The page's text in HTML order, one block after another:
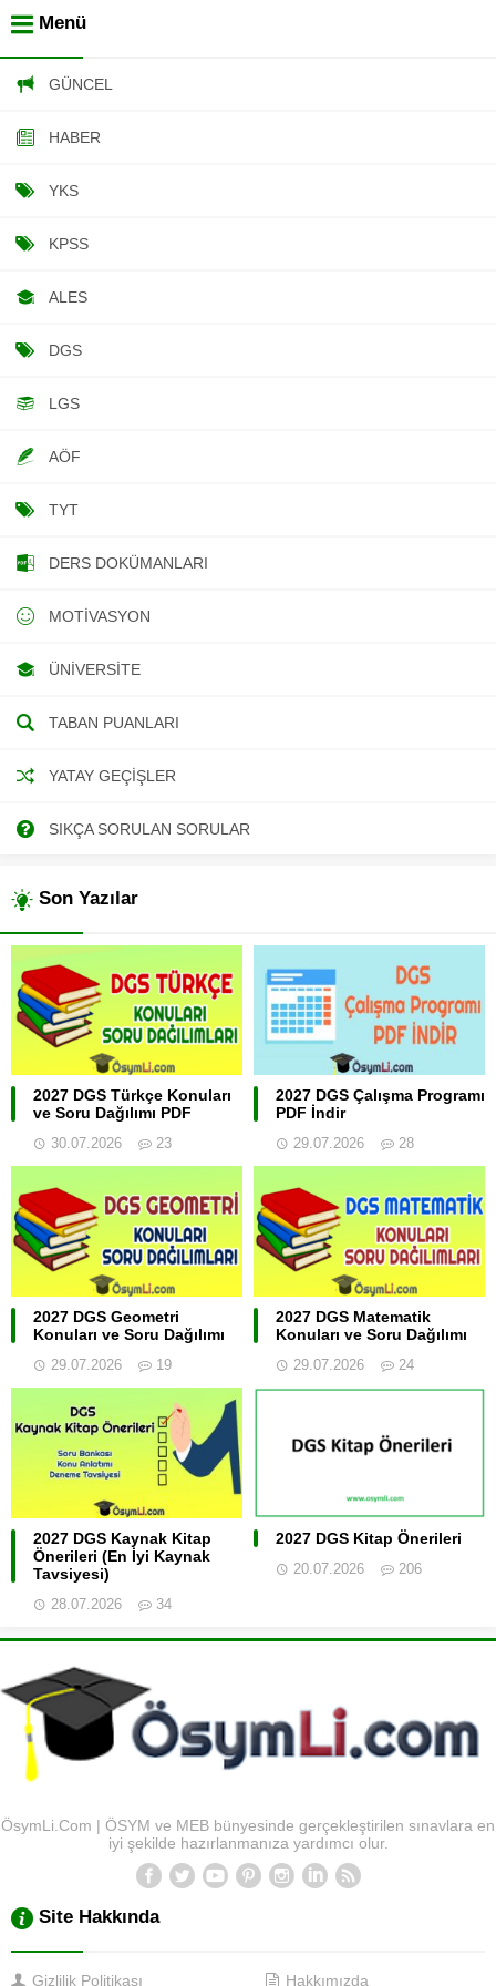
Menü
GÜNCEL
HABER
YKS
KPSS
ALES
DGS
LGS
AÖF
TYT
DERS DOKÜMANLARI
MOTIVASYON
ÜNIVERSITE
TABAN PUANLARI
YATAY GEÇIŞLER
SIKÇA SORULAN SORULAR
Son Yazılar
2027 DGS Türkçe Konuları
ve Soru Dağılımı PDF
30.07.2026 23
2027 DGS Çalışma Programı
PDF İndir
29.07.2026 28
2027 DGS Geometri
Konuları ve Soru Dağılımı
29.07.2026 19
2027 DGS Matematik
Konuları ve Soru Dağılımı
29.07.2026 24
2027 DGS Kaynak Kitap
Önerileri (En İyi Kaynak
Tavsiyesi)
28.07.2026 34
2027 DGS Kitap Önerileri
20.07.2026 206
ÖsymLi.Com | ÖSYM ve MEB bünyesinde gerçekleştirilen sınavlara en
iyi şekilde hazırlanmanıza yardımcı olur.
Site Hakkında
Gizlilik Politikası Hakkımızda